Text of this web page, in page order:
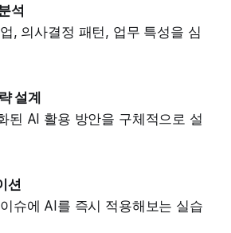
석
, 의사결정 패턴, 업무 특성을 심
설계
된 AI 활용 방안을 구체적으로 설
션
슈에 AI를 즉시 적용해보는 실습